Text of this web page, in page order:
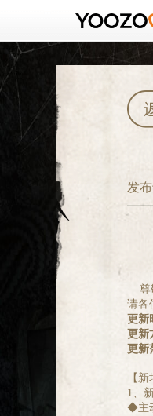
发
尊
请各
更新
更新
更新
【
1、
◆主